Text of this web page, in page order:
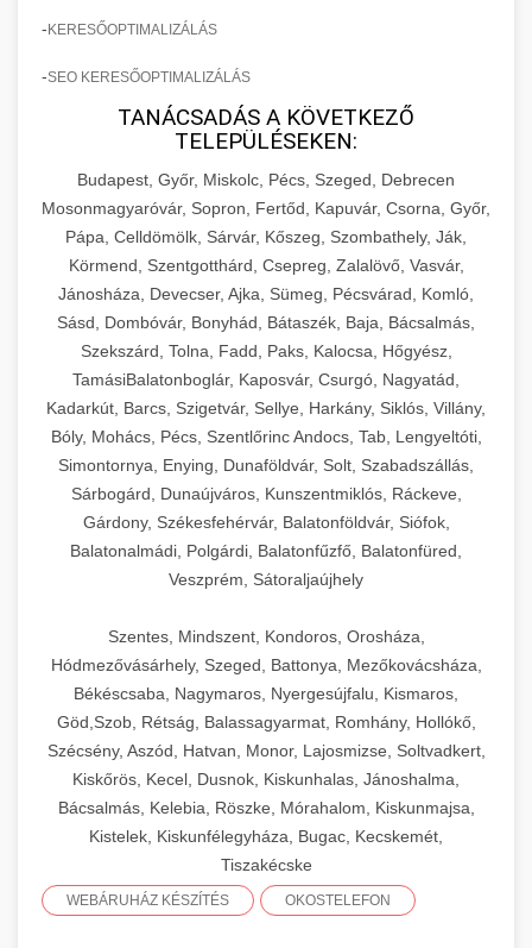
- KERESŐOPTIMALIZÁLÁS
-SEO KERESŐOPTIMALIZÁLÁS
TANÁCSADÁS A KÖVETKEZŐ
TELEPÜLÉSEKEN:
Budapest, Győr, Miskolc, Pécs, Szeged, Debrecen
Mosonmagyaróvár, Sopron, Fertőd, Kapuvár, Csorna, Győr,
Pápa, Celldömölk, Sárvár, Kőszeg, Szombathely, Ják,
Körmend, Szentgotthárd, Csepreg, Zalalövő, Vasvár,
Jánosháza, Devecser, Ajka, Sümeg, Pécsvárad, Komló,
Sásd, Dombóvár, Bonyhád, Bátaszék, Baja, Bácsalmás,
Szekszárd, Tolna, Fadd, Paks, Kalocsa, Hőgyész,
TamásiBalatonboglár, Kaposvár, Csurgó, Nagyatád,
Kadarkút, Barcs, Szigetvár, Sellye, Harkány, Siklós, Villány,
Bóly, Mohács, Pécs, Szentlőrinc Andocs, Tab, Lengyeltóti,
Simontornya, Enying, Dunaföldvár, Solt, Szabadszállás,
Sárbogárd, Dunaújváros, Kunszentmiklós, Ráckeve,
Gárdony, Székesfehérvár, Balatonföldvár, Siófok,
Balatonalmádi, Polgárdi, Balatonfűzfő, Balatonfüred,
Veszprém, Sátoraljaújhely
Szentes, Mindszent, Kondoros, Orosháza,
Hódmezővásárhely, Szeged, Battonya, Mezőkovácsháza,
Békéscsaba, Nagymaros, Nyergesújfalu, Kismaros,
Göd,Szob, Rétság, Balassagyarmat, Romhány, Hollókő,
Szécsény, Aszód, Hatvan, Monor, Lajosmizse, Soltvadkert,
Kiskőrös, Kecel, Dusnok, Kiskunhalas, Jánoshalma,
Bácsalmás, Kelebia, Röszke, Mórahalom, Kiskunmajsa,
Kistelek, Kiskunfélegyháza, Bugac, Kecskemét,
Tiszakécske
WEBÁRUHÁZ KÉSZÍTÉS OKOSTELEFON